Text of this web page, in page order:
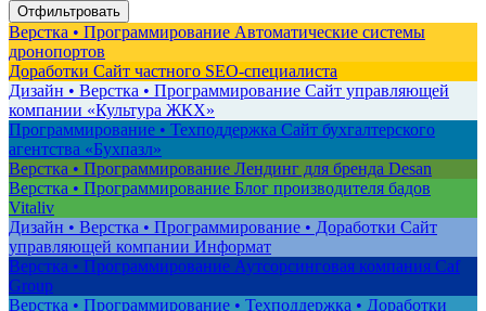
Верстка • Программирование Автоматические системы
дронопортов
Доработки Сайт частного SEO-специалиста
Дизайн • Верстка • Программирование Сайт управляющей
компании «Культура ЖКХ»
Программирование • Техподдержка Сайт бухгалтерского
агентства «Бухпазл»
Верстка • Программирование Лендинг для бренда Desan
Верстка • Программирование Блог производителя бадов
Vitaliv
Дизайн • Верстка • Программирование • Доработки Сайт
управляющей компании Информат
Верстка • Программирование Аутсорсинговая компания Caf
Group
Верстка • Программирование • Техподдержка • Доработки